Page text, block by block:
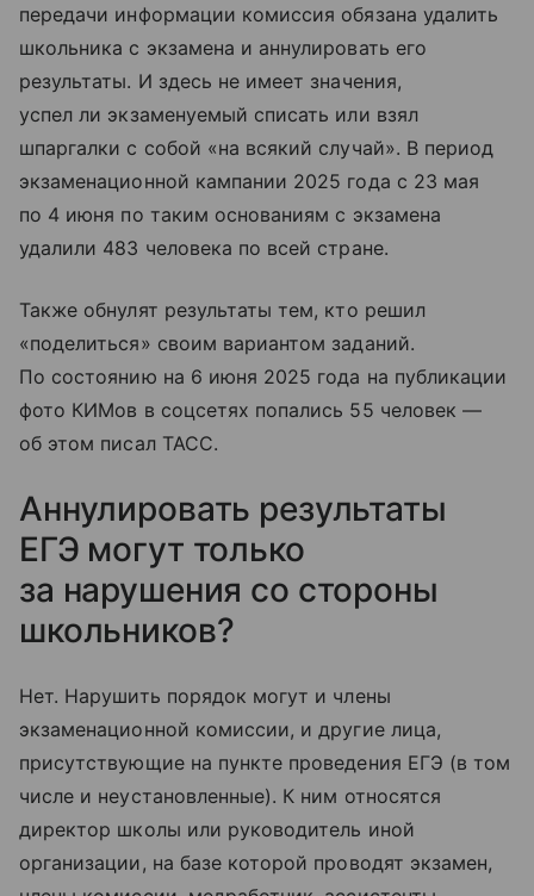
передачи информации комиссия обязана удалить
школьника с экзамена и аннулировать его
результаты. И здесь не имеет значения,
успел ли экзаменуемый списать или взял
шпаргалки с собой «на всякий случай». В период
экзаменационной кампании 2025 года с 23 мая
по 4 июня по таким основаниям с экзамена
удалили 483 человека по всей стране.
Также обнулят результаты тем, кто решил
«поделиться» своим вариантом заданий.
По состоянию на 6 июня 2025 года на публикации
фото КИМов в соцсетях попались 55 человек —
об этом писал ТАСС.
Аннулировать результаты
ЕГЭ могут только
за нарушения со стороны
школьников?
Нет. Нарушить порядок могут и члены
экзаменационной комиссии, и другие лица,
присутствующие на пункте проведения ЕГЭ (в том
числе и неустановленные). К ним относятся
директор школы или руководитель иной
организации, на базе которой проводят экзамен,